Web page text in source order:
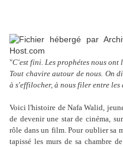
"C'est fini. Les prophétes nous ont
Tout chavire autour de nous. On
à s'effilocher, à nous filer entre les
Voici l'histoire de Nafa Walid,
de devenir une star de cinéma,
rôle dans un film. Pour oublier sa
tapissé les murs de sa chambre